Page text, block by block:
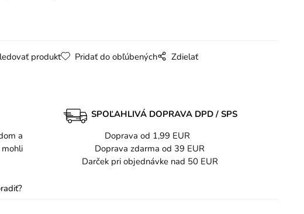
produkt Pridať do obľúbených Zdielať
a
SPOĽAHLIVÁ DOPRAVA DPD / SPS
Doprava od 1,99 EUR
Doprava zdarma od 39 EUR
Darček pri objednávke nad 50 EUR